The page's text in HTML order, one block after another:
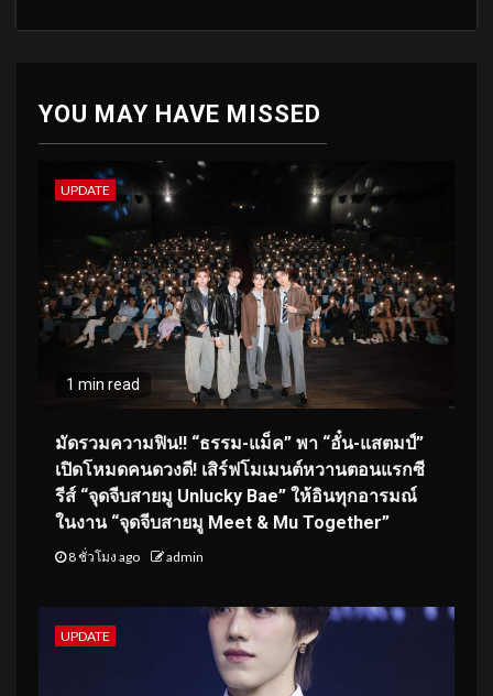
YOU MAY HAVE MISSED
UPDATE
1 min read
มัดรวมความฟิน!! “ธรรม-แม็ค” พา “อั๋น-แสตมป์”
เปิดโหมดคนดวงดี! เสิร์ฟโมเมนต์หวานตอนแรกซี
รีส์ “จุดจีบสายมู Unlucky Bae” ให้อินทุกอารมณ์
ในงาน “จุดจีบสายมู Meet & Mu Together”
8 ชั่วโมง ago admin
UPDATE